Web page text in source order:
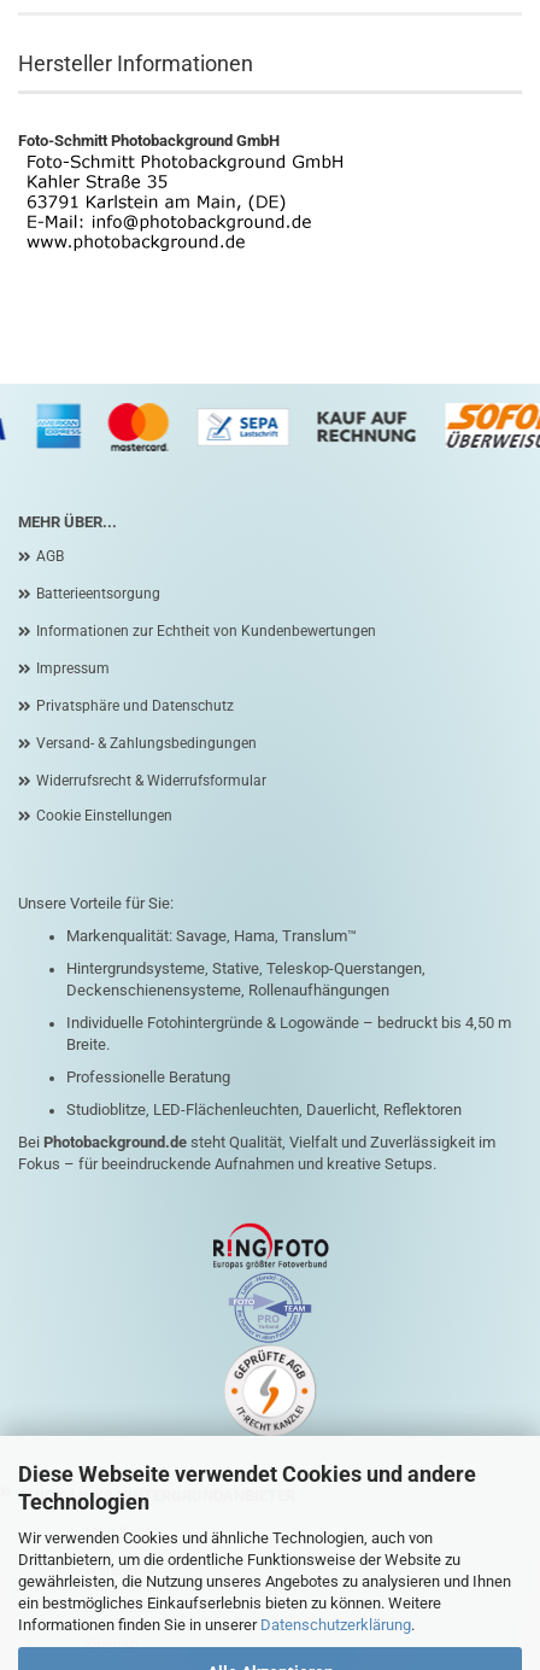
Diese Webseite verwendet Cookies und andere
Technologien
Wir verwenden Cookies und ähnliche Technologien, auch von
Drittanbietern, um die ordentliche Funktionsweise der Website zu
gewährleisten, die Nutzung unseres Angebotes zu analysieren und Ihnen
ein bestmögliches Einkaufserlebnis bieten zu können. Weitere
Informationen finden Sie in unserer Datenschutzerklärung.
Hersteller Informationen
Foto-Schmitt Photobackground GmbH
MEHR ÜBER...
AGB
Batterieentsorgung
Informationen zur Echtheit von Kundenbewertungen
Impressum
Privatsphäre und Datenschutz
Versand- & Zahlungsbedingungen
Widerrufsrecht & Widerrufsformular
Cookie Einstellungen
Unsere Vorteile für Sie:
Markenqualität: Savage, Hama, Translum™
Hintergrundsysteme, Stative, Teleskop-Querstangen,
Deckenschienensysteme, Rollenaufhängungen
Individuelle Fotohintergründe & Logowände – bedruckt bis 4,50 m
Breite.
Professionelle Beratung
Studioblitze, LED-Flächenleuchten, Dauerlicht, Reflektoren
Bei Photobackground.de steht Qualität, Vielfalt und Zuverlässigkeit im
Fokus – für beeindruckende Aufnahmen und kreative Setups.
QUICK-LINKS HINTERGRUNDANBIETER
Mein Konto
Warenkorb
Zur Kasse
Sitemap